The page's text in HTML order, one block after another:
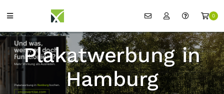
0
Plakatwerbung in
Hamburg